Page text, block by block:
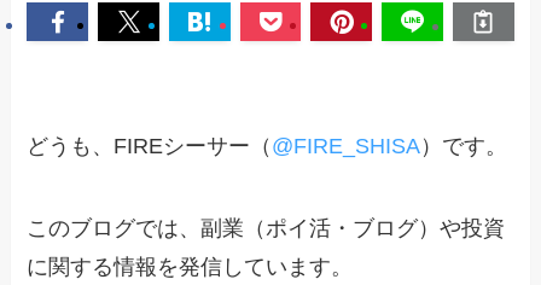
どうも、FIREシーサー（ @FIRE_SHISA）です。
このブログでは、副業（ポイ活・ブログ）や投資
に関する情報を発信しています。